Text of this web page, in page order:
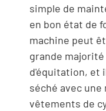
simple de
en bon état de
machine peut
grande
d'équitation, et
séché avec
vêtements de